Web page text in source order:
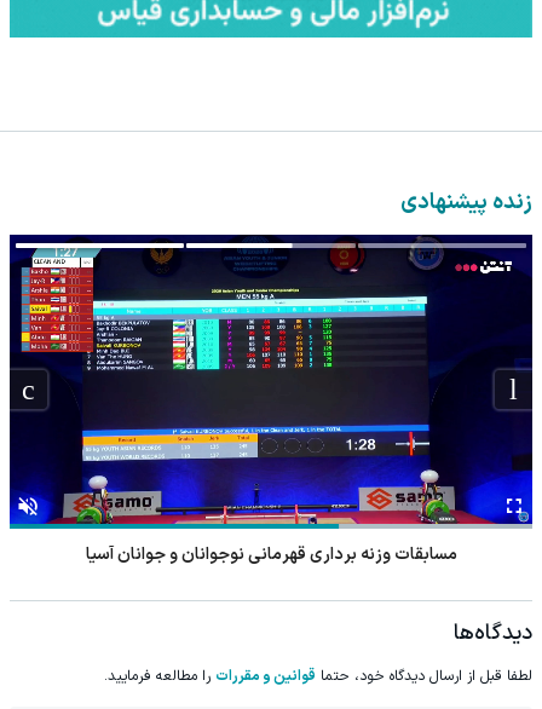
زنده پیشنهادی
مسابقات وزنه برداری قهرمانی نوجوانان و جوانان آسیا
دیدگاه‌ها
لطفا قبل از ارسال دیدگاه خود، حتما قوانین و مقررات را مطالعه فرمایید.